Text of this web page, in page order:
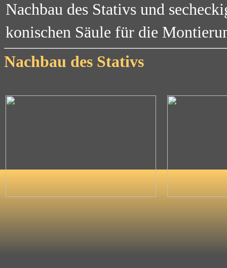
Nachbau des Stativs und
konischen Säule für die
Nachbau des Stativs